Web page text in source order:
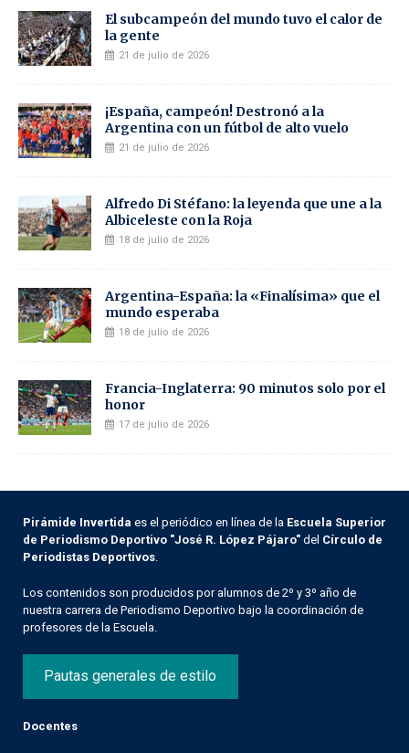
El subcampeón del mundo tuvo el calor de
la gente
21 de julio de 2026
¡España, campeón! Destronó a la
Argentina con un fútbol de alto vuelo
21 de julio de 2026
Alfredo Di Stéfano: la leyenda que une a la
Albiceleste con la Roja
18 de julio de 2026
Argentina-España: la «Finalísima» que el
mundo esperaba
18 de julio de 2026
Francia-Inglaterra: 90 minutos solo por el
honor
17 de julio de 2026
Pirámide Invertida es el periódico en línea de la Escuela Superior
de Periodismo Deportivo "José R. López Pájaro" del Círculo de
Periodistas Deportivos
Los contenidos son producidos por alumnos de 2º y 3º año de
nuestra carrera de Periodismo Deportivo bajo la coordinación de
profesores de la Escuela.
Pautas generales de estilo
Docentes